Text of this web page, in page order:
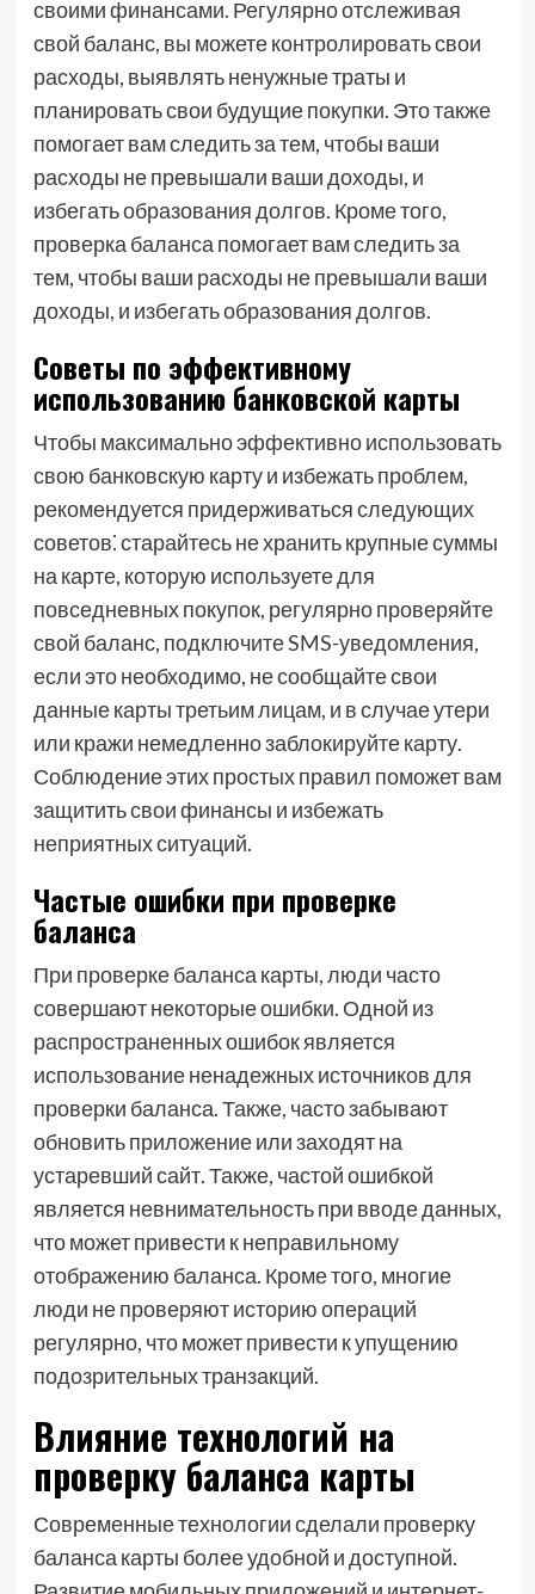
своими финансами. Регулярно отслеживая
свой баланс, вы можете контролировать свои
расходы, выявлять ненужные траты и
планировать свои будущие покупки. Это также
помогает вам следить за тем, чтобы ваши
расходы не превышали ваши доходы, и
избегать образования долгов. Кроме того,
проверка баланса помогает вам следить за
тем, чтобы ваши расходы не превышали ваши
доходы, и избегать образования долгов.
Советы по эффективному
использованию банковской карты
Чтобы максимально эффективно использовать
свою банковскую карту и избежать проблем,
рекомендуется придерживаться следующих
советов⁚ старайтесь не хранить крупные суммы
на карте, которую используете для
повседневных покупок, регулярно проверяйте
свой баланс, подключите SMS-уведомления,
если это необходимо, не сообщайте свои
данные карты третьим лицам, и в случае утери
или кражи немедленно заблокируйте карту.
Соблюдение этих простых правил поможет вам
защитить свои финансы и избежать
неприятных ситуаций.
Частые ошибки при проверке
баланса
При проверке баланса карты, люди часто
совершают некоторые ошибки. Одной из
распространенных ошибок является
использование ненадежных источников для
проверки баланса. Также, часто забывают
обновить приложение или заходят на
устаревший сайт. Также, частой ошибкой
является невнимательность при вводе данных,
что может привести к неправильному
отображению баланса. Кроме того, многие
люди не проверяют историю операций
регулярно, что может привести к упущению
подозрительных транзакций.
Влияние технологий на
проверку баланса карты
Современные технологии сделали проверку
баланса карты более удобной и доступной.